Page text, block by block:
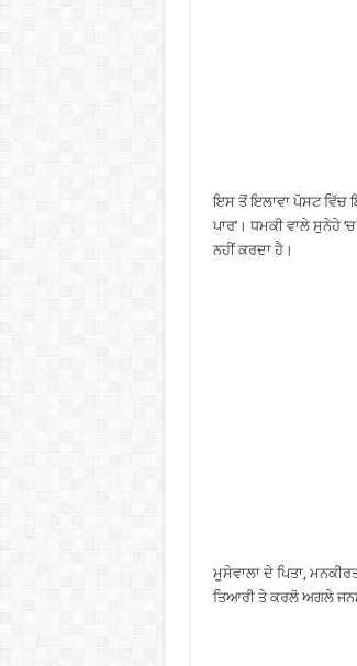
ਇਸ ਤੋਂ ਇਲਾਵਾ ਪੋਸਟ ਵਿੱਚ
ਪਾਰ’। ਧਮਕੀ ਵਾਲੇ ਸੁਨੇਹੇ
ਨਹੀਂ ਕਰਦਾ ਹੈ।
ਮੂਸੇਵਾਲਾ ਦੇ ਪਿਤਾ,
ਤਿਆਰੀ ਤੇ ਕਰਲੋ ਅਗਲੇ